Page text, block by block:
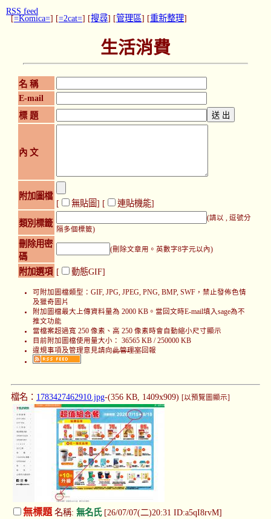
[=Komica=] [=2cat=] [搜尋] [管理區] [重新整理]
生活消費
名 稱
E-mail
標 題
內 文
附加圖檔
[ 無貼圖] [ 連貼機能]
類別標籤
(請以 , 逗號分
隔多個標籤)
刪除用密
碼
(刪除文章用。英數字8字元以內)
附加選項 [ 動態GIF]
可附加圖檔類型：GIF, JPG, JPEG, PNG, BMP, SWF，禁止發佈色情
及獵奇圖片
附加圖檔最大上傳資料量為 2000 KB。當回文時E-mail填入sage為不
推文功能
當檔案超過寬 250 像素、高 250 像素時會自動縮小尺寸顯示
目前附加圖檔使用量大小： 36565 KB / 250000 KB
違規事項及管理意見請向此管理室 回報
檔名： 1783427462910.jpg-(356 KB, 1409x909) [以預覽圖顯示]
無標題名稱: 無名氏[26/07/07(二)20:31 ID:a5qI8rvM]
RSS feed